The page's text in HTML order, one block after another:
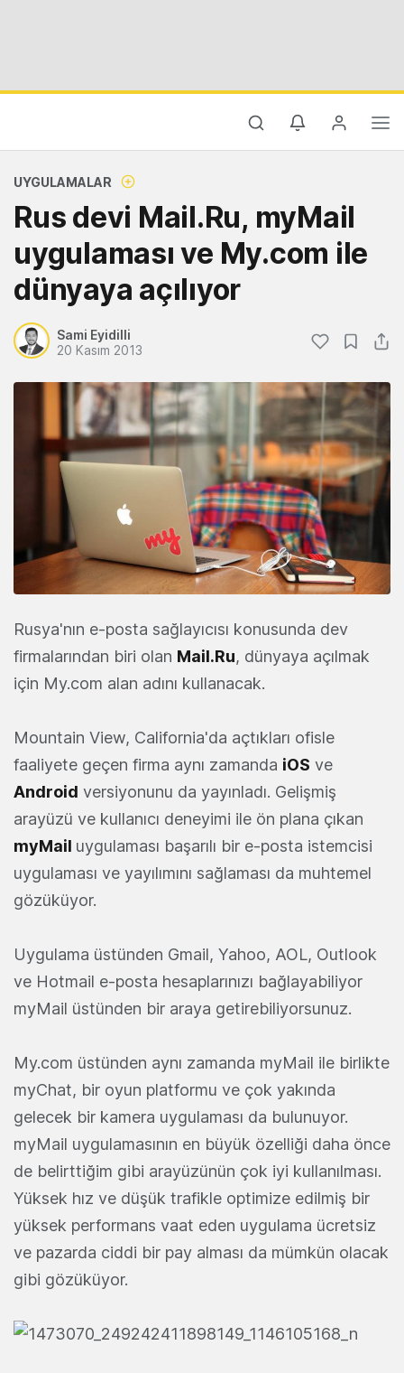
UYGULAMALAR
Rus devi Mail.Ru, myMail
uygulaması ve My.com ile
dünyaya açılıyor
Sami Eyidilli
20 Kasım 2013
Rusya'nın e-posta sağlayıcısı konusunda dev
firmalarından biri olan Mail.Ru, dünyaya açılmak
için My.com alan adını kullanacak.
Mountain View, California'da açtıkları ofisle
faaliyete geçen firma aynı zamanda iOS ve
Android versiyonunu da yayınladı. Gelişmiş
arayüzü ve kullanıcı deneyimi ile ön plana çıkan
myMail uygulaması başarılı bir e-posta istemcisi
uygulaması ve yayılımını sağlaması da muhtemel
gözüküyor.
Uygulama üstünden Gmail, Yahoo, AOL, Outlook
ve Hotmail e-posta hesaplarınızı bağlayabiliyor
myMail üstünden bir araya getirebiliyorsunuz.
My.com üstünden aynı zamanda myMail ile birlikte
myChat, bir oyun platformu ve çok yakında
gelecek bir kamera uygulaması da bulunuyor.
myMail uygulamasının en büyük özelliği daha önce
de belirttiğim gibi arayüzünün çok iyi kullanılması.
Yüksek hız ve düşük trafikle optimize edilmiş bir
yüksek performans vaat eden uygulama ücretsiz
ve pazarda ciddi bir pay alması da mümkün olacak
gibi gözüküyor.